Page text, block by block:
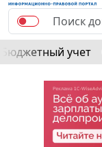
Бюджетный учет